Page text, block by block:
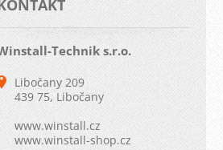
Technik s.r.o.
Libočany 209
439 75, Libočany
www.winstall.cz
www.winstall-shop.cz